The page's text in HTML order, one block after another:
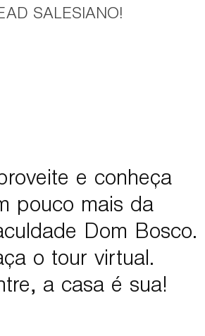
SALESIANO!
e conheça
pouco mais da
Dom Bosco.
o tour virtual.
a casa é sua!